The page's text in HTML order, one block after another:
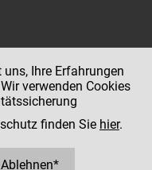
Ihre Erfahrungen
verwenden Cookies
finden Sie hier.
Ablehnen*